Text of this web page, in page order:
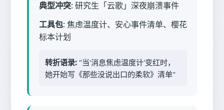
典型冲突: 研究生「云歌」深夜崩溃事件
工具包: 焦虑温度计、安心事件清单、樱花
标本计划
转折语录: "当'消息焦虑温度计'变红时，
她开始写《那些没说出口的柔软》清单"